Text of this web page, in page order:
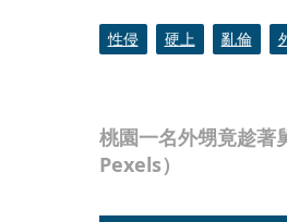
桃園一名外甥竟趁著
Pexels）
性侵 硬上 亂倫